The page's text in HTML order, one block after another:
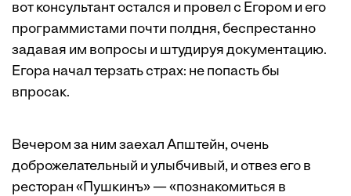
вот консультант остался и провел с Егором и его
программистами почти полдня, беспрестанно
задавая им вопросы и штудируя документацию.
Егора начал терзать страх: не попасть бы
впросак.
Вечером за ним заехал Апштейн, очень
доброжелательный и улыбчивый, и отвез его в
ресторан «Пушкинъ» — «познакомиться в